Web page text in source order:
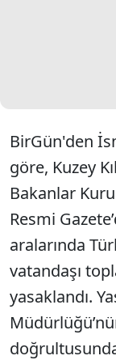
BirGün'den
göre, Kuzey
Bakanlar
Resmi
aralarında
vatandaşı
yasaklandı.